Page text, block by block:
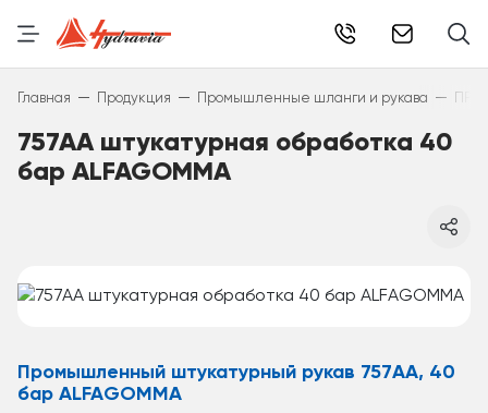
Главная — Продукция — Промышленные шланги и рукава —
757AA штукатурная обработка 40
бар ALFAGOMMA
Промышленный штукатурный рукав 757AA, 40
бар ALFAGOMMA